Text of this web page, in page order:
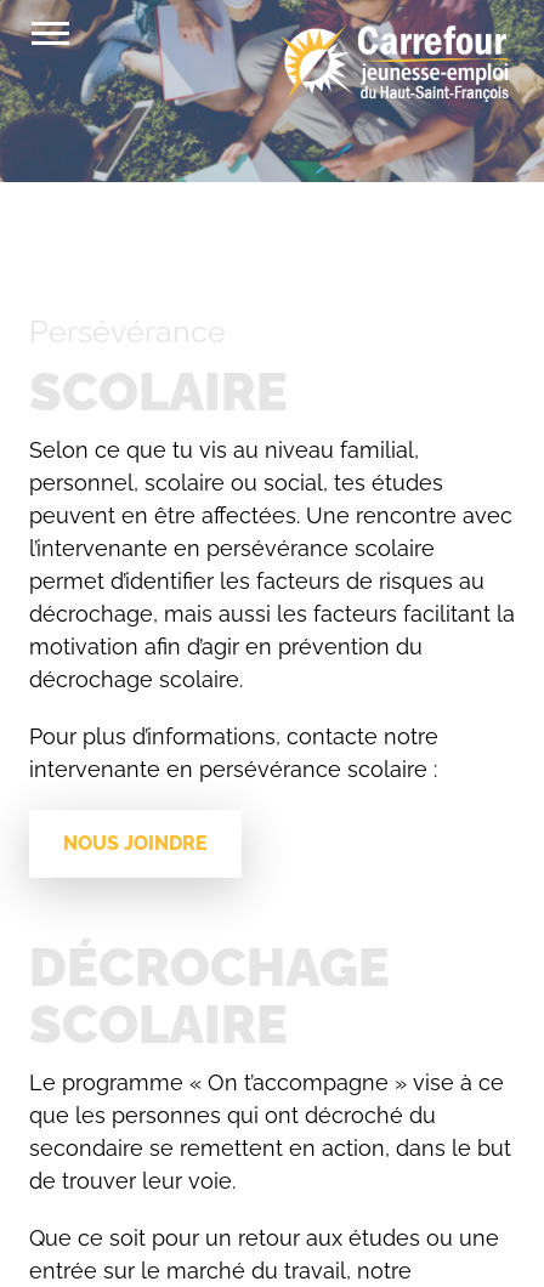
Passer
au
contenu
Persévérance
SCOLAIRE
Selon ce que tu vis au niveau familial,
personnel, scolaire ou social, tes études
peuvent en être affectées. Une rencontre avec
l’intervenante en persévérance scolaire
permet d’identifier les facteurs de risques au
décrochage, mais aussi les facteurs facilitant la
motivation afin d’agir en prévention du
décrochage scolaire.
Pour plus d’informations, contacte notre
intervenante en persévérance scolaire :
NOUS JOINDRE
DÉCROCHAGE
SCOLAIRE
Le programme « On t’accompagne » vise à ce
que les personnes qui ont décroché du
secondaire se remettent en action, dans le but
de trouver leur voie.
Que ce soit pour un retour aux études ou une
entrée sur le marché du travail, notre